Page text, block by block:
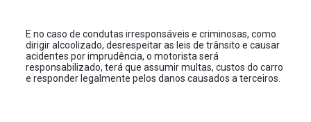
E no caso de condutas irresponsáveis e criminosas, como
dirigir alcoolizado, desrespeitar as leis de trânsito e causar
acidentes por imprudência, o motorista será
responsabilizado, terá que assumir multas, custos do carro
e responder legalmente pelos danos causados a terceiros.